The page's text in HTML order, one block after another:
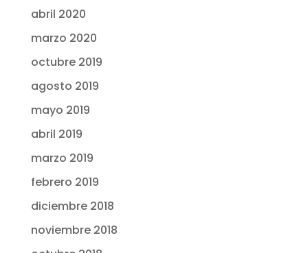
abril 2020
marzo 2020
octubre 2019
agosto 2019
mayo 2019
abril 2019
marzo 2019
febrero 2019
diciembre 2018
noviembre 2018